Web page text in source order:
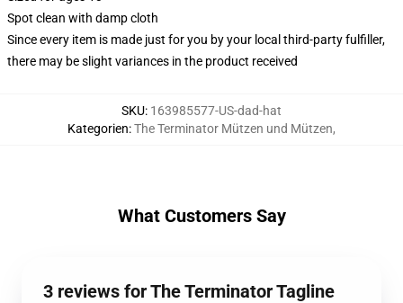
Spot clean with damp cloth
Since every item is made just for you by your local third-party fulfiller,
there may be slight variances in the product received
SKU: 163985577-US-dad-hat
Kategorien:The Terminator Mützen und Mützen,
What Customers Say
3 reviews for The Terminator Tagline